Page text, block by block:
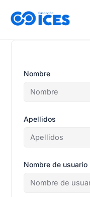
contenido
Nombre
Apellidos
Nombre de usuario